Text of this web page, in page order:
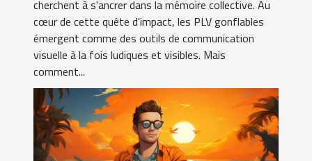
cherchent à s'ancrer dans la mémoire collective. Au
cœur de cette quête d'impact, les PLV gonflables
émergent comme des outils de communication
visuelle à la fois ludiques et visibles. Mais
comment...